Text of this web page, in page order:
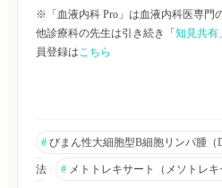
※「血液内科 Pro」は血液内科医専門
他診療科の先生は引き続き「 知見共有
員登録はこちら
# びまん性大細胞型B細胞リンパ腫（
法 # メトトレキサート（メソトレキ